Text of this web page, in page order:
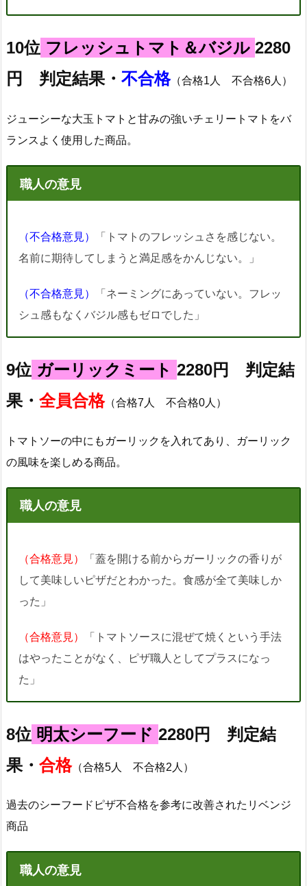
10位 フレッシュトマト＆バジル 2280
円 判定結果・ 不合格（合格1人 不合格6人）
ジューシーな大玉トマトと甘みの強いチェリートマトをバ
ランスよく使用した商品。
職人の意見
（不合格意見）
「トマトのフレッシュさを感じない。
名前に期待してしまうと満足感をかんじない。」
（不合格意見）
「ネーミングにあっていない。フレッ
シュ感もなくバジル感もゼロでした」
9位 ガーリックミート 2280円 判定結
果・ 全員合格（合格7人 不合格0人）
トマトソーの中にもガーリックを入れてあり、ガーリック
の風味を楽しめる商品。
職人の意見
（合格意見）
「蓋を開ける前からガーリックの香りが
して美味しいピザだとわかった。食感が全て美味しか
った」
（合格意見）
「トマトソースに混ぜて焼くという手法
はやったことがなく、ピザ職人としてプラスになっ
た」
8位 明太シーフード 2280円 判定結
果・ 合格（合格5人 不合格2人）
過去のシーフードピザ不合格を参考に改善されたリベンジ
商品
職人の意見